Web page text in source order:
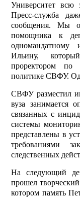
Университет всю
Пресс-служба
сообщения. Мы
помощника к
одномандатному
Ильину,
проректором по
политике СВФУ.
СВФУ разместил
вуза занимается
связанных с
системы
представлены в
требованиями
следственных
На следующий
прошел
котором память